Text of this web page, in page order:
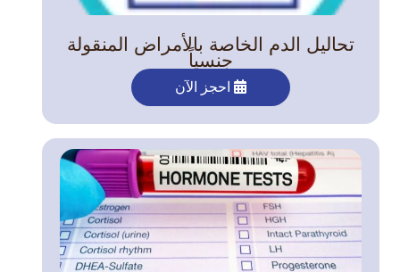
تحاليل الدم الخاصة بالأمراض المنقولة
جنسياً
احجز الآن